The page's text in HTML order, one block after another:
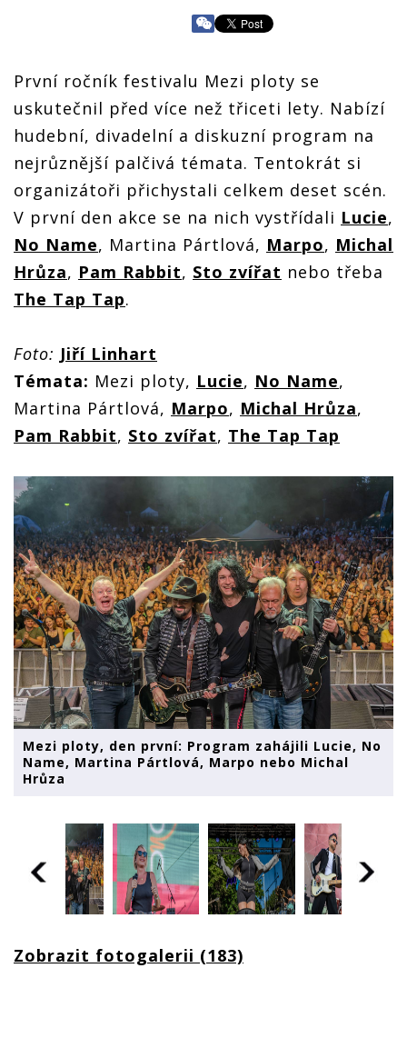
První ročník festivalu Mezi ploty se
uskutečnil před více než třiceti lety. Nabízí
hudební, divadelní a diskuzní program na
nejrůznější palčivá témata. Tentokrát si
organizátoři přichystali celkem deset scén.
V první den akce se na nich vystřídali Lucie,
No Name, Martina Pártlová, Marpo, Michal
Hrůza, Pam Rabbit, Sto zvířat nebo třeba
The Tap Tap.
Foto: Jiří Linhart
Témata: Mezi ploty, Lucie, No Name,
Martina Pártlová, Marpo, Michal Hrůza,
Pam Rabbit, Sto zvířat, The Tap Tap
Mezi ploty, den první: Program zahájili Lucie, No
Name, Martina Pártlová, Marpo nebo Michal
Hrůza
Zobrazit fotogalerii (183)